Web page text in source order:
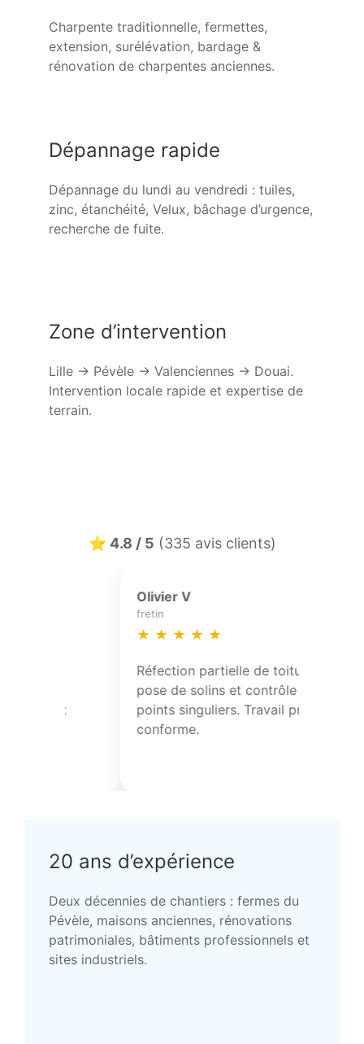
Charpente traditionnelle, fermettes,
extension, surélévation, bardage &
rénovation de charpentes anciennes.
Dépannage rapide
Dépannage du lundi au vendredi : tuiles,
zinc, étanchéité, Velux, bâchage d’urgence,
recherche de fuite.
Zone d’intervention
Lille → Pévèle → Valenciennes → Douai.
Intervention locale rapide et expertise de
terrain.
⭐ 4.8 / 5 (335 avis clients)
de tuiles réalisés avec
Bons conseils techniques et
des délais annoncés.
Intervention très
la toiture avec un
Reprise
20 ans d’expérience
Deux décennies de chantiers : fermes du
Pévèle, maisons anciennes, rénovations
patrimoniales, bâtiments professionnels et
sites industriels.